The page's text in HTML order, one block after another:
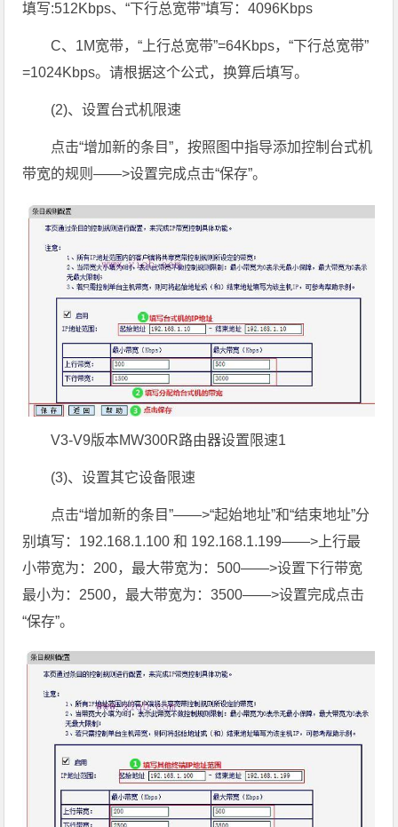
填写:512Kbps、“下行总宽带”填写：4096Kbps
C、1M宽带，“上行总宽带”=64Kbps，“下行总宽带”
=1024Kbps。请根据这个公式，换算后填写。
(2)、设置台式机限速
点击“增加新的条目”，按照图中指导添加控制台式机
带宽的规则——>设置完成点击“保存”。
V3-V9版本MW300R路由器设置限速1
(3)、设置其它设备限速
点击“增加新的条目”——>“起始地址”和“结束地址”分
别填写：192.168.1.100 和 192.168.1.199——>上行最
小带宽为：200，最大带宽为：500——>设置下行带宽
最小为：2500，最大带宽为：3500——>设置完成点击
“保存”。